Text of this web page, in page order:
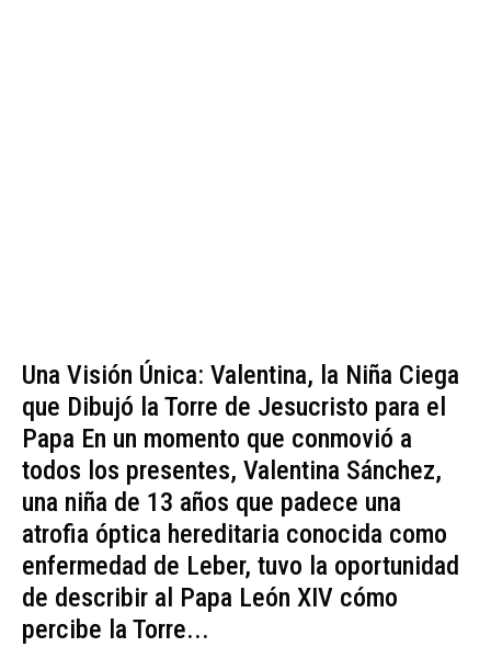
Una Visión Única: Valentina, la Niña Ciega
que Dibujó la Torre de Jesucristo para el
Papa En un momento que conmovió a
todos los presentes, Valentina Sánchez,
una niña de 13 años que padece una
atrofia óptica hereditaria conocida como
enfermedad de Leber, tuvo la oportunidad
de describir al Papa León XIV cómo
percibe la Torre...